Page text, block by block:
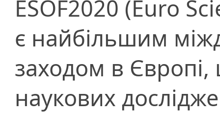
ESOF2020 (Euro
є найбільшим
заходом в
наукових